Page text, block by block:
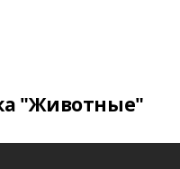
"Животные"